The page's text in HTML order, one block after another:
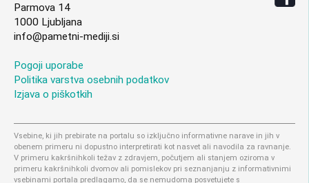
Parmova 14
1000 Ljubljana
info@pametni-mediji.si
Pogoji uporabe
Politika varstva osebnih podatkov
Izjava o piškotkih
Vsebine, ki jih prebirate na portalu so izključno informativne narave in jih v
obenem primeru ni dopustno interpretirati kot nasvet ali navodila za ravnanje.
V primeru kakršnihkoli težav z zdravjem, počutjem ali stanjem oziroma v
primeru kakršnihkoli dvomov ali pomislekov pri seznanjanju z informativnimi
vsebinami portala predlagamo, da se nemudoma posvetujete s